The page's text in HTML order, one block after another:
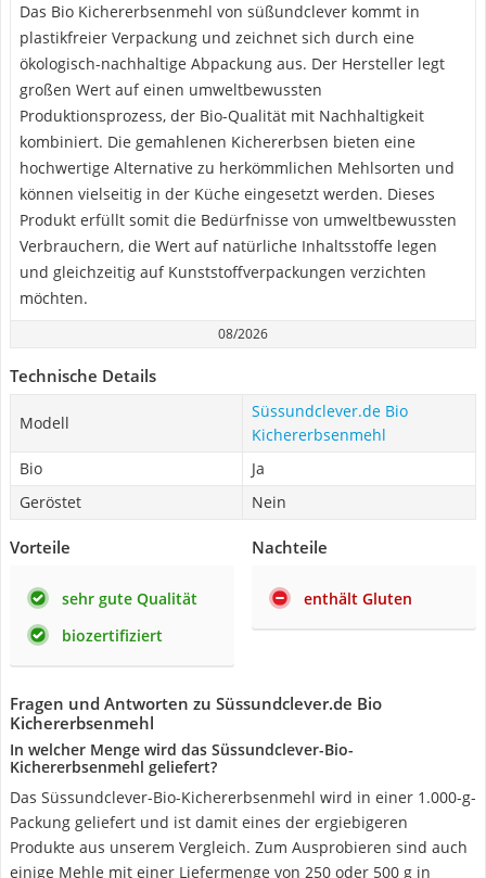
Das Bio Kichererbsenmehl von süßundclever kommt in
plastikfreier Verpackung und zeichnet sich durch eine
ökologisch-nachhaltige Abpackung aus. Der Hersteller legt
großen Wert auf einen umweltbewussten
Produktionsprozess, der Bio-Qualität mit Nachhaltigkeit
kombiniert. Die gemahlenen Kichererbsen bieten eine
hochwertige Alternative zu herkömmlichen Mehlsorten und
können vielseitig in der Küche eingesetzt werden. Dieses
Produkt erfüllt somit die Bedürfnisse von umweltbewussten
Verbrauchern, die Wert auf natürliche Inhaltsstoffe legen
und gleichzeitig auf Kunststoffverpackungen verzichten
möchten.
08/2026
Technische Details
Modell
Süssundclever.de Bio
Kichererbsenmehl
Bio
Ja
Geröstet
Nein
Vorteile
sehr gute Qualität
biozertifiziert
Nachteile
enthält Gluten
Fragen und Antworten zu Süssundclever.de Bio
Kichererbsenmehl
In welcher Menge wird das Süssundclever-Bio-
Kichererbsenmehl geliefert?
Das Süssundclever-Bio-Kichererbsenmehl wird in einer 1.000-g-
Packung geliefert und ist damit eines der ergiebigeren
Produkte aus unserem Vergleich. Zum Ausprobieren sind auch
einige Mehle mit einer Liefermenge von 250 oder 500 g in